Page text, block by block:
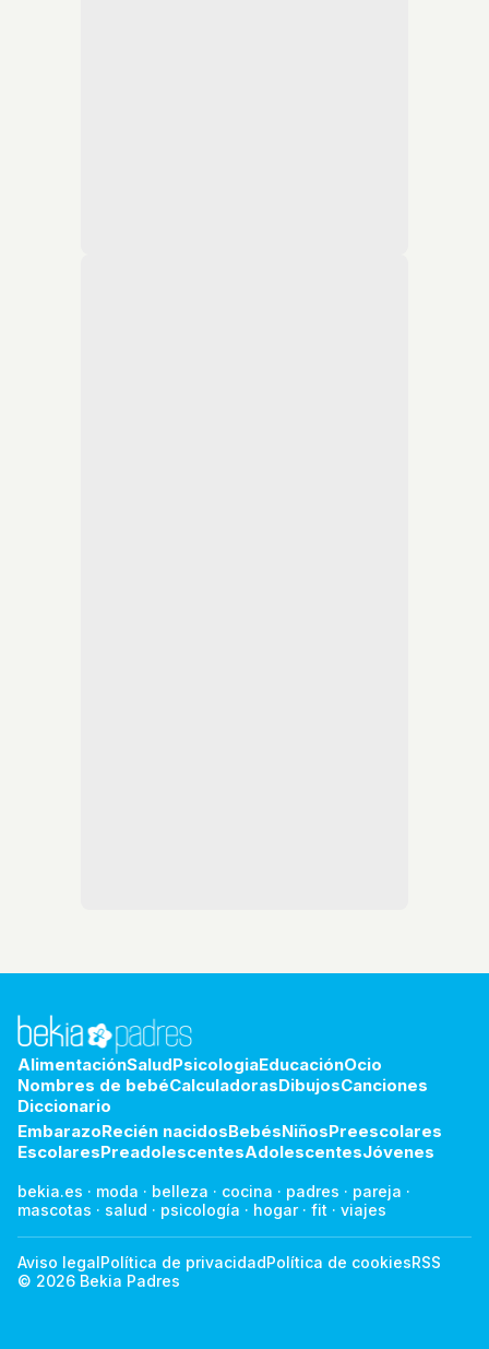
AlimentaciónSaludPsicologiaEducaciónOcio
Nombres de bebéCalculadorasDibujosCanciones
Diccionario
EmbarazoRecién nacidosBebésNiñosPreescolares
EscolaresPreadolescentesAdolescentesJóvenes
bekia.es · moda · belleza · cocina · padres · pareja ·
mascotas · salud · psicología · hogar· fit · viajes
Aviso legalPolítica de privacidadPolítica de cookiesRSS
© 2026 Bekia Padres